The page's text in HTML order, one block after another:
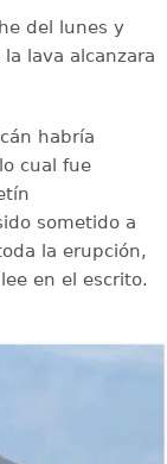
del lunes y
lava alcanzara
habría
cual fue
sometido a
la erupción,
en el escrito.